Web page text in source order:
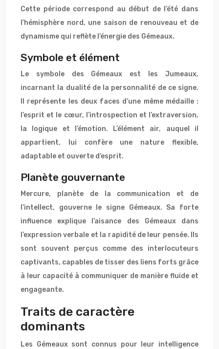
Cette période correspond au début de l’été dans
l’hémisphère nord, une saison de renouveau et de
dynamisme qui reflète l’énergie des Gémeaux.
Symbole et élément
Le symbole des Gémeaux est les Jumeaux,
incarnant la dualité de la personnalité de ce signe.
Il représente les deux faces d’une même médaille :
l’esprit et le cœur, l’introspection et l’extraversion,
la logique et l’émotion. L’élément air, auquel il
appartient, lui confère une nature flexible,
adaptable et ouverte d’esprit.
Planète gouvernante
Mercure, planète de la communication et de
l’intellect, gouverne le signe Gémeaux. Sa forte
influence explique l’aisance des Gémeaux dans
l’expression verbale et la rapidité de leur pensée. Ils
sont souvent perçus comme des interlocuteurs
captivants, capables de tisser des liens forts grâce
à leur capacité à communiquer de manière fluide et
engageante.
Traits de caractère
dominants
Les Gémeaux sont connus pour leur intelligence